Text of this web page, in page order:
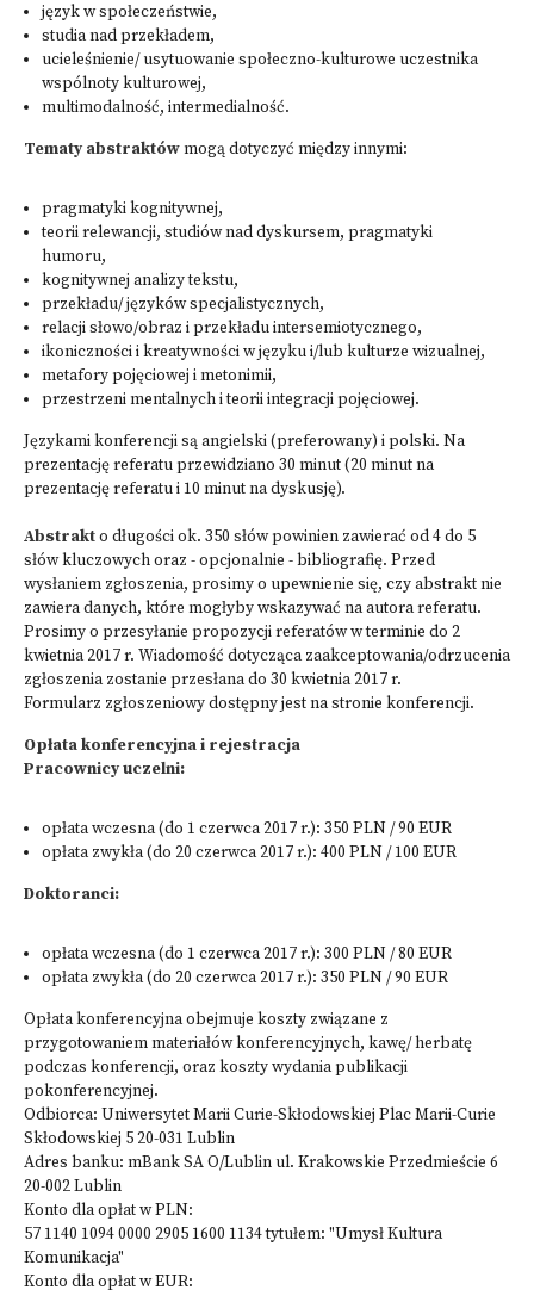
język w społeczeństwie,
studia nad przekładem,
ucieleśnienie/ usytuowanie społeczno-kulturowe uczestnika
wspólnoty kulturowej,
multimodalność, intermedialność.
Tematy abstraktówmogą dotyczyć między innymi:
pragmatyki kognitywnej,
teorii relewancji, studiów nad dyskursem, pragmatyki
humoru,
kognitywnej analizy tekstu,
przekładu/ języków specjalistycznych,
relacji słowo/obraz i przekładu intersemiotycznego,
ikoniczności i kreatywności w języku i/lub kulturze wizualnej,
metafory pojęciowej i metonimii,
przestrzeni mentalnych i teorii integracji pojęciowej.
Językami konferencji są angielski (preferowany) i polski. Na
prezentację referatu przewidziano 30 minut (20 minut na
prezentację referatu i 10 minut na dyskusję).
Abstrakto długości ok. 350 słów powinien zawierać od 4 do 5
słów kluczowych oraz - opcjonalnie - bibliografię. Przed
wysłaniem zgłoszenia, prosimy o upewnienie się, czy abstrakt nie
zawiera danych, które mogłyby wskazywać na autora referatu.
Prosimy o przesyłanie propozycji referatów w terminie do 2
kwietnia 2017 r. Wiadomość dotycząca zaakceptowania/odrzucenia
zgłoszenia zostanie przesłana do 30 kwietnia 2017 r.
Formularz zgłoszeniowy dostępny jest na stronie konferencji.
Opłata konferencyjna i rejestracja
Pracownicy uczelni:
opłata wczesna (do 1 czerwca 2017 r.): 350 PLN / 90 EUR
opłata zwykła (do 20 czerwca 2017 r.): 400 PLN / 100 EUR
Doktoranci:
opłata wczesna (do 1 czerwca 2017 r.): 300 PLN / 80 EUR
opłata zwykła (do 20 czerwca 2017 r.): 350 PLN / 90 EUR
Opłata konferencyjna obejmuje koszty związane z
przygotowaniem materiałów konferencyjnych, kawę/ herbatę
podczas konferencji, oraz koszty wydania publikacji
pokonferencyjnej.
Odbiorca: Uniwersytet Marii Curie-Skłodowskiej Plac Marii-Curie
Skłodowskiej 5 20-031 Lublin
Adres banku: mBank SA O/Lublin ul. Krakowskie Przedmieście 6
20-002 Lublin
Konto dla opłat w PLN:
57 1140 1094 0000 2905 1600 1134 tytułem: "Umysł Kultura
Komunikacja"
Konto dla opłat w EUR: